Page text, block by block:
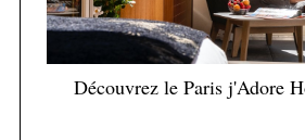
Découvrez le Paris j'Adore